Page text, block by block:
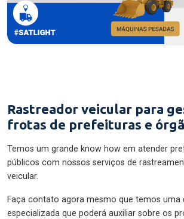
Rastreador veicular para
frotas de prefeituras e
Temos um grande know how em atender
públicos com nossos serviços de
veicular.
Faça contato agora mesmo que temos uma
especializada que poderá auxiliar sobre os